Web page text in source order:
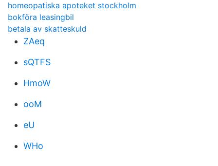
homeopatiska apoteket stockholm
bokföra leasingbil
betala av skatteskuld
ZAeq
sQTFS
HmoW
ooM
eU
WHo